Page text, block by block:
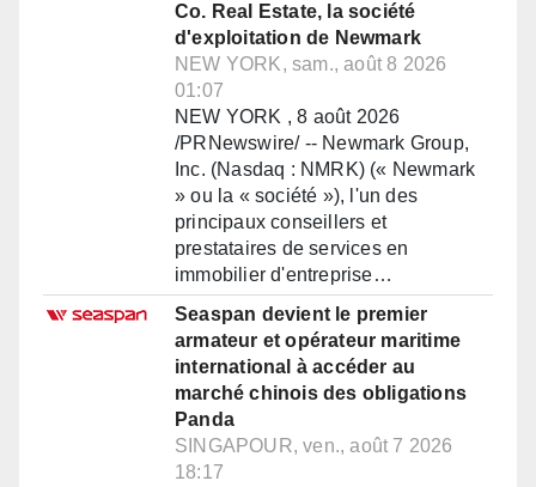
Co. Real Estate, la société
d'exploitation de Newmark
NEW YORK, sam., août 8 2026
01:07
NEW YORK , 8 août 2026
/PRNewswire/ -- Newmark Group,
Inc. (Nasdaq : NMRK) (« Newmark
» ou la « société »), l'un des
principaux conseillers et
prestataires de services en
immobilier d'entreprise…
Seaspan devient le premier
armateur et opérateur maritime
international à accéder au
marché chinois des obligations
Panda
SINGAPOUR, ven., août 7 2026
18:17